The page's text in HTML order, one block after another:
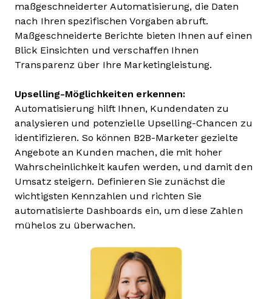
maßgeschneiderter Automatisierung, die Daten
nach Ihren spezifischen Vorgaben abruft.
Maßgeschneiderte Berichte bieten Ihnen auf einen
Blick Einsichten und verschaffen Ihnen
Transparenz über Ihre Marketingleistung.
Upselling-Möglichkeiten erkennen:
Automatisierung hilft Ihnen, Kundendaten zu
analysieren und potenzielle Upselling-Chancen zu
identifizieren. So können B2B-Marketer gezielte
Angebote an Kunden machen, die mit hoher
Wahrscheinlichkeit kaufen werden, und damit den
Umsatz steigern. Definieren Sie zunächst die
wichtigsten Kennzahlen und richten Sie
automatisierte Dashboards ein, um diese Zahlen
mühelos zu überwachen.